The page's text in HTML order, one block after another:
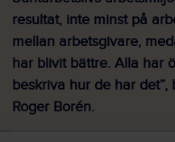
resultat, inte minst på
mellan arbetsgivare,
har blivit bättre. Alla har
beskriva hur de har
Roger Borén.